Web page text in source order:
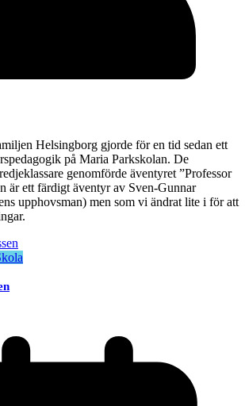
Helsingborg gjorde för en tid sedan ett
på Maria Parkskolan. De
genomförde äventyret ”Professor
är ett färdigt äventyr av Sven-Gunnar
upphovsman) men som vi ändrat lite i för att